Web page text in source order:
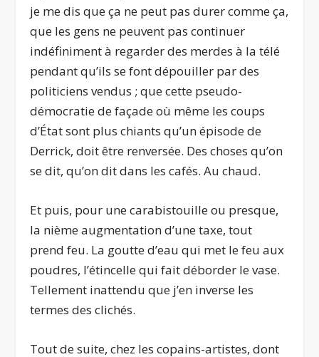
je me dis que ça ne peut pas durer comme ça,
que les gens ne peuvent pas continuer
indéfiniment à regarder des merdes à la télé
pendant qu’ils se font dépouiller par des
politiciens vendus ; que cette pseudo-
démocratie de façade où même les coups
d’État sont plus chiants qu’un épisode de
Derrick, doit être renversée. Des choses qu’on
se dit, qu’on dit dans les cafés. Au chaud.
Et puis, pour une carabistouille ou presque,
la nième augmentation d’une taxe, tout
prend feu. La goutte d’eau qui met le feu aux
poudres, l’étincelle qui fait déborder le vase.
Tellement inattendu que j’en inverse les
termes des clichés.
Tout de suite, chez les copains-artistes, dont